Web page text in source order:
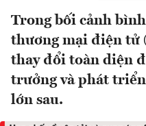
Trong bối cảnh
thương mại điện tử
thay đổi toàn diện
trưởng và phát
lớn sau.